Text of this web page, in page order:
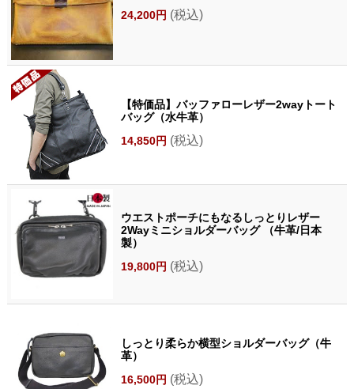
24,200円 (税込)
【特価品】バッファローレザー2wayトート
バッグ（水牛革）
14,850円 (税込)
ウエストポーチにもなるしっとりレザー
2Wayミニショルダーバッグ （牛革/日本
製）
19,800円 (税込)
しっとり柔らか横型ショルダーバッグ（牛
革）
16,500円 (税込)